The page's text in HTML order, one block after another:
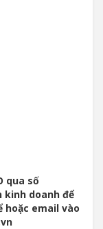
qua số
kinh doanh để
email vào